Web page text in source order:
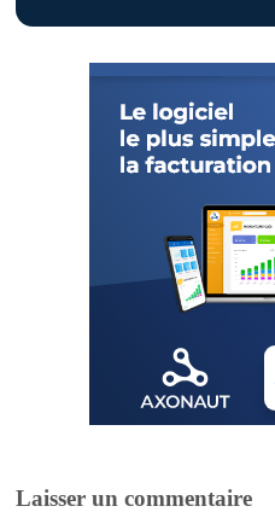
Laisser un commentaire